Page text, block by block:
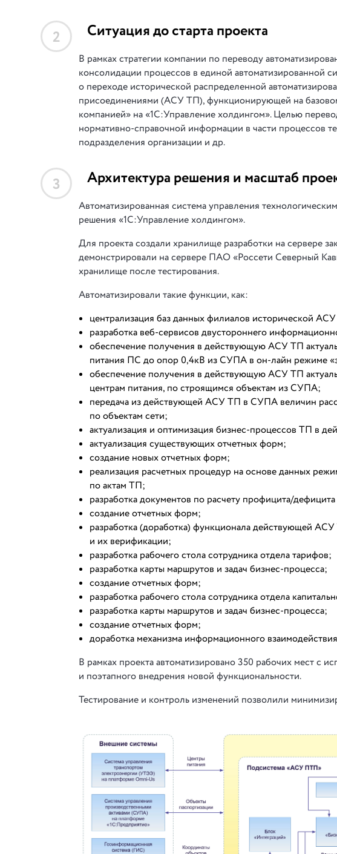
2 Ситуация до старта проекта
В рамках стратегии компании по переводу
консолидации процессов в единой автоматизированной
о переходе исторической распределенной
присоединениями (АСУ ТП), функционирующей на
компанией» на «1С:Управление холдингом». Целью
нормативно-справочной информации в части процессов
подразделения организации и др.
3 Архитектура решения и масштаб
Автоматизированная система управления
решения «1С:Управление холдингом».
Для проекта создали хранилище разработки на сервере
демонстрировали на сервере ПАО «Россети Северный
хранилище после тестирования.
Автоматизировали такие функции, как:
централизация баз данных филиалов исторической
разработка веб-сервисов двустороннего
обеспечение получения в действующую АСУ ТП
питания ПС до опор 0,4кВ из СУПА в он-лайн режиме
обеспечение получения в действующую АСУ ТП
центрам питания, по строящимся объектам из СУПА;
передача из действующей АСУ ТП в СУПА величин
по объектам сети;
актуализация и оптимизация бизнес-процессов ТП в
актуализация существующих отчетных форм;
создание новых отчетных форм;
реализация расчетных процедур на основе данных
по актам ТП;
разработка документов по расчету профицита/
создание отчетных форм;
разработка (доработка) функционала действующей
и их верификации;
разработка рабочего стола сотрудника отдела тарифов;
разработка карты маршрутов и задач бизнес-процесса;
создание отчетных форм;
разработка рабочего стола сотрудника отдела
разработка карты маршрутов и задач бизнес-процесса;
создание отчетных форм;
доработка механизма информационного
В рамках проекта автоматизировано 350 рабочих мест с
и поэтапного внедрения новой функциональности.
Тестирование и контроль изменений позволили